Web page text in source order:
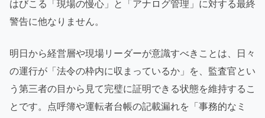
はびこる「現場の慢心」と「アナログ管理」に対する最終
警告に他なりません。
明日から経営層や現場リーダーが意識すべきことは、日々
の運行が「法令の枠内に収まっているか」を、監査官とい
う第三者の目から見て完璧に証明できる状態を維持するこ
とです。点呼簿や運転者台帳の記載漏れを「事務的なミ